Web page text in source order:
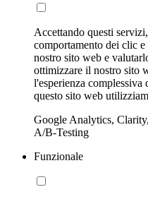
Accettando questi
comportamento dei clic
nostro sito web e
ottimizzare il nostro sito
l'esperienza complessiva
questo sito web
Google Analytics,
A/B-Testing
Funzionale